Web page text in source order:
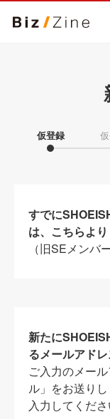
仮登録
すでに
は、こちらより
（旧SEメンバ
新たに
るメールアド
ご入力のメー
ル」をお送り
入力してくださ